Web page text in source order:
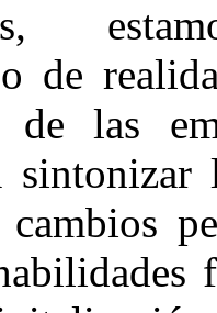
o de
de las